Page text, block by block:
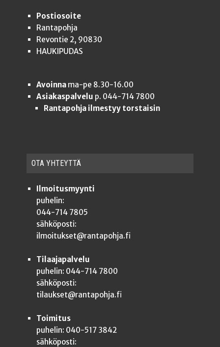
Postiosoite
Rantapohja
Revontie 2, 90830
HAUKIPUDAS
Avoinnama-pe 8.30-16.00
Asiakaspalvelu p. 044-714 7800
Rantapohja ilmestyy torstaisin
OTA YHTEYT­TÄ
Ilmoitusmyynti
puhelin:
044-714 7805
sähköposti:
ilmoitukset@rantapohja.fi
Tilaajapalvelu
puhelin: 044-714 7800
sähköposti:
tilaukset@rantapohja.fi
Toimitus
puhelin: 040-517 3842
sähköposti: